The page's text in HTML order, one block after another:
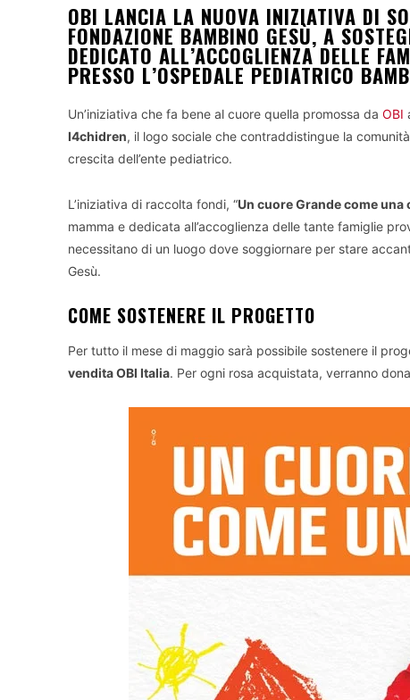
OBI LANCIA LA NUOVA INIZIATIVA DI
FONDAZIONE BAMBINO GESÙ, A
DEDICATO ALL’ACCOGLIENZA DELLE
PRESSO L’OSPEDALE PEDIATRICO
Un’iniziativa che fa bene al cuore quella promossa da OBI
I4chidren, il logo sociale che contraddistingue la
crescita dell’ente pediatrico.
L’iniziativa di raccolta fondi, “Un cuore Grande come una
mamma e dedicata all’accoglienza delle tante famiglie
necessitano di un luogo dove soggiornare per stare
Gesù.
COME SOSTENERE IL PROGETTO
Per tutto il mese di maggio sarà possibile sostenere il
vendita OBI Italia. Per ogni rosa acquistata, verranno